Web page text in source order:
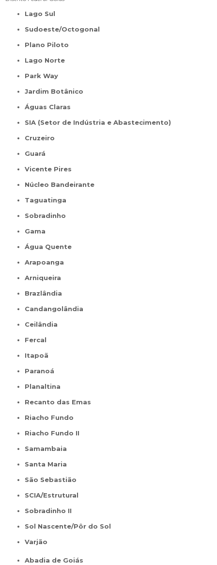
Lago Sul
Sudoeste/Octogonal
Plano Piloto
Lago Norte
Park Way
Jardim Botânico
Águas Claras
SIA (Setor de Indústria e Abastecimento)
Cruzeiro
Guará
Vicente Pires
Núcleo Bandeirante
Taguatinga
Sobradinho
Gama
Água Quente
Arapoanga
Arniqueira
Brazlândia
Candangolândia
Ceilândia
Fercal
Itapoã
Paranoá
Planaltina
Recanto das Emas
Riacho Fundo
Riacho Fundo II
Samambaia
Santa Maria
São Sebastião
SCIA/Estrutural
Sobradinho II
Sol Nascente/Pôr do Sol
Varjão
Abadia de Goiás